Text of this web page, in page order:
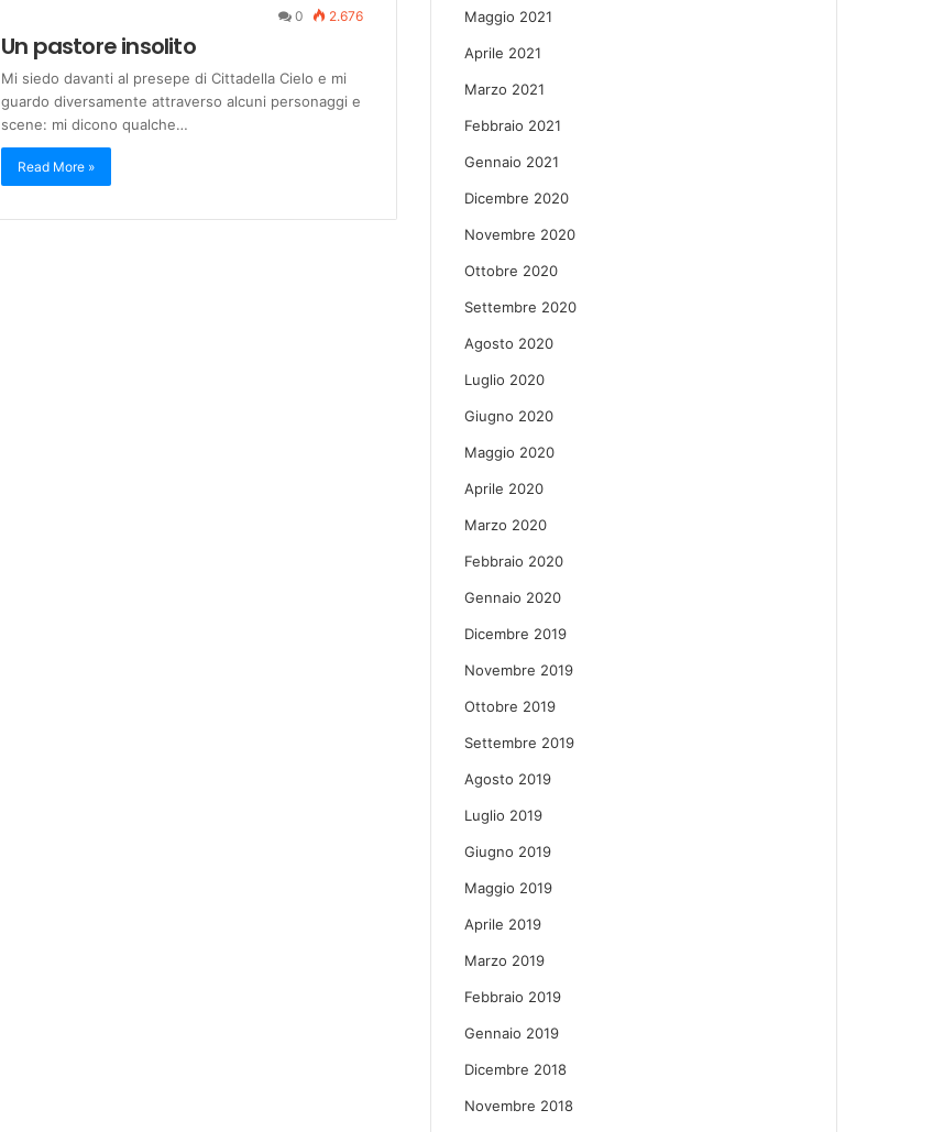
0 2.676
Un pastore insolito
Mi siedo davanti al presepe di Cittadella Cielo e mi
guardo diversamente attraverso alcuni personaggi e
scene: mi dicono qualche…
Read More »
Maggio 2021
Aprile 2021
Marzo 2021
Febbraio 2021
Gennaio 2021
Dicembre 2020
Novembre 2020
Ottobre 2020
Settembre 2020
Agosto 2020
Luglio 2020
Giugno 2020
Maggio 2020
Aprile 2020
Marzo 2020
Febbraio 2020
Gennaio 2020
Dicembre 2019
Novembre 2019
Ottobre 2019
Settembre 2019
Agosto 2019
Luglio 2019
Giugno 2019
Maggio 2019
Aprile 2019
Marzo 2019
Febbraio 2019
Gennaio 2019
Dicembre 2018
Novembre 2018